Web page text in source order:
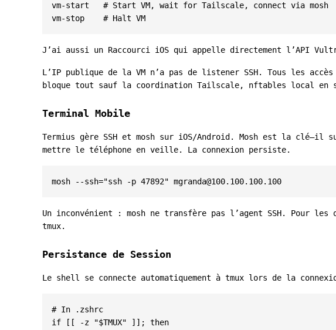
vm-start # Start VM, wait for Tailscale, connect via mosh
vm-stop # Halt VM
J’ai aussi un Raccourci iOS qui appelle directement l’API
L’IP publique de la VM n’a pas de listener SSH. Tous les
bloque tout sauf la coordination Tailscale, nftables local en
Terminal Mobile
Termius gère SSH et mosh sur iOS/Android. Mosh est la
mettre le téléphone en veille. La connexion persiste.
mosh --ssh="ssh -p 47892" mgranda@100.100.100.100
Un inconvénient : mosh ne transfère pas l’agent SSH. Pour
tmux.
Persistance de Session
Le shell se connecte automatiquement à tmux lors de la
# In .zshrc
if
[[ -z "$TMUX" ]] ;
then